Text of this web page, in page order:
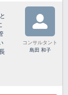
コンサルタント
島田 和子